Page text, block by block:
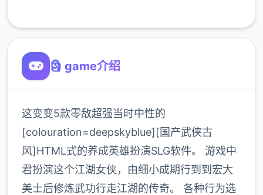
🗿 game介绍
这变变5款零敌超强当时中性的
[colouration=deepskyblue][国产武侠古
风]HTML式的养成英雄扮演SLG软件。 游戏中
君扮演这个江湖女侠，由细小成期行到到宏大
美士后修炼武功行走江湖的传奇。 各种行为选